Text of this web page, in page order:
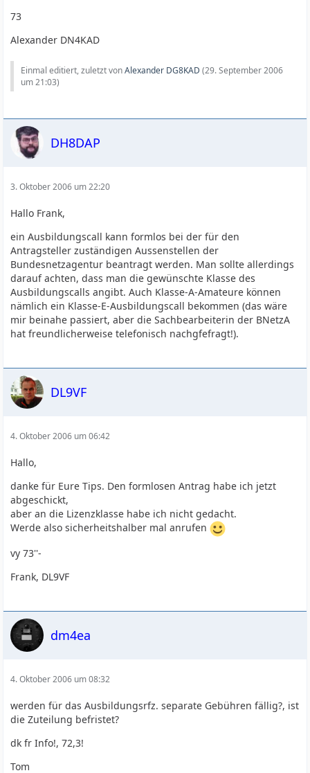
73
Alexander DN4KAD
Einmal editiert, zuletzt vonAlexander DG8KAD (29. September 2006
um 21:03)
DH8DAP
3. Oktober 2006 um 22:20
Hallo Frank,
ein Ausbildungscall kann formlos bei der für den
Antragsteller zuständigen Aussenstellen der
Bundesnetzagentur beantragt werden. Man sollte allerdings
darauf achten, dass man die gewünschte Klasse des
Ausbildungscalls angibt. Auch Klasse-A-Amateure können
nämlich ein Klasse-E-Ausbildungscall bekommen (das wäre
mir beinahe passiert, aber die Sachbearbeiterin der BNetzA
hat freundlicherweise telefonisch nachgfefragt!).
DL9VF
4. Oktober 2006 um 06:42
Hallo,
danke für Eure Tips. Den formlosen Antrag habe ich jetzt
abgeschickt,
aber an die Lizenzklasse habe ich nicht gedacht.
Werde also sicherheitshalber mal anrufen
vy 73''-
Frank, DL9VF
dm4ea
4. Oktober 2006 um 08:32
werden für das Ausbildungsrfz. separate Gebühren fällig?, ist
die Zuteilung befristet?
dk fr Info!, 72,3!
Tom